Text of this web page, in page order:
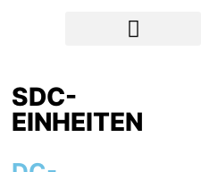
SDC-
EINHEITEN